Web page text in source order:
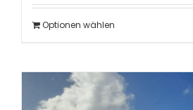
Optionen wählen